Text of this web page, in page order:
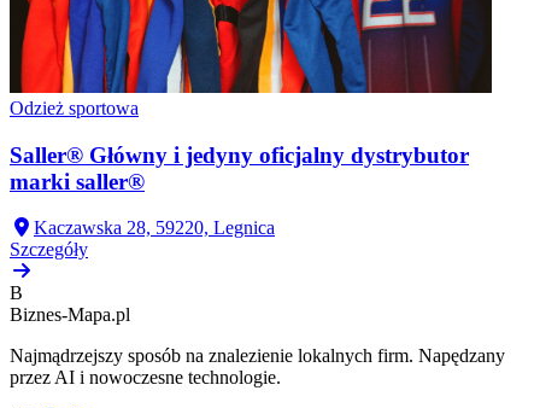
Odzież sportowa
Saller® Główny i jedyny oficjalny dystrybutor
marki saller®
Kaczawska 28, 59220, Legnica
Szczegóły
B
Biznes-Mapa.pl
Najmądrzejszy sposób na znalezienie lokalnych firm. Napędzany
przez AI i nowoczesne technologie.